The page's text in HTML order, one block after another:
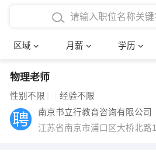
区域 月薪 学历
4000-5000元
8000-12000元
12000-20000元
博士
文员
财务会计
确定
物理老师
性别不限 经验不限
南京书立行教育咨询有限公司
江苏省南京市浦口区大桥北路